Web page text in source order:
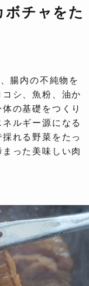
ボチャをた
腸内の不純物を
シ、魚粉、油か
の基礎をつくり
ルギー源になる
れる野菜をたっ
った美味しい肉